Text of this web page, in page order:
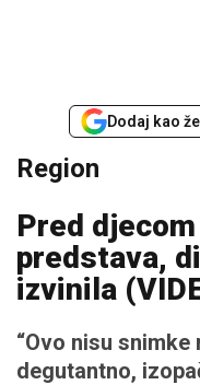
Dodaj kao
Region
Pred
predstava,
izvinila
“Ovo nisu snimke
degutantno,